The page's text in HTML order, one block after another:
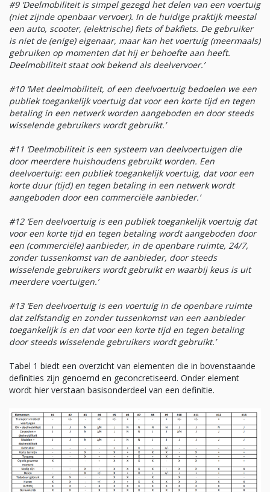
#9 ‘Deelmobiliteit is simpel gezegd het delen van een voertuig
(niet zijnde openbaar vervoer). In de huidige praktijk meestal
een auto, scooter, (elektrische) fiets of bakfiets. De gebruiker
is niet de (enige) eigenaar, maar kan het voertuig (meermaals)
gebruiken op momenten dat hij er behoefte aan heeft.
Deelmobiliteit staat ook bekend als deelvervoer.’
#10 ‘Met deelmobiliteit, of een deelvoertuig bedoelen we een
publiek toegankelijk voertuig dat voor een korte tijd en tegen
betaling in een netwerk worden aangeboden en door steeds
wisselende gebruikers wordt gebruikt.’
#11 ‘Deelmobiliteit is een systeem van deelvoertuigen die
door meerdere huishoudens gebruikt worden. Een
deelvoertuig: een publiek toegankelijk voertuig, dat voor een
korte duur (tijd) en tegen betaling in een netwerk wordt
aangeboden door een commerciële aanbieder.’
#12 ‘Een deelvoertuig is een publiek toegankelijk voertuig dat
voor een korte tijd en tegen betaling wordt aangeboden door
een (commerciële) aanbieder, in de openbare ruimte, 24/7,
zonder tussenkomst van de aanbieder, door steeds
wisselende gebruikers wordt gebruikt en waarbij keus is uit
meerdere voertuigen.’
#13 ‘Een deelvoertuig is een voertuig in de openbare ruimte
dat zelfstandig en zonder tussenkomst van een aanbieder
toegankelijk is en dat voor een korte tijd en tegen betaling
door steeds wisselende gebruikers wordt gebruikt.’
Tabel 1 biedt een overzicht van elementen die in bovenstaande
definities zijn genoemd en geconcretiseerd. Onder element
wordt hier verstaan basisonderdeel van een definitie.